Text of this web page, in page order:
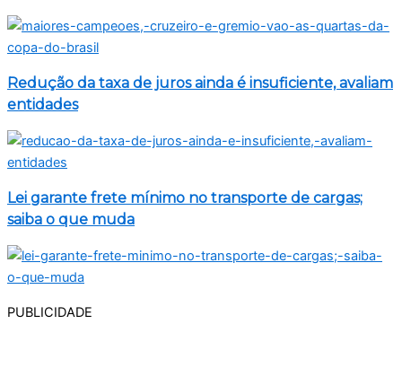
Redução da taxa de juros ainda é insuficiente, avaliam
entidades
Lei garante frete mínimo no transporte de cargas;
saiba o que muda
PUBLICIDADE